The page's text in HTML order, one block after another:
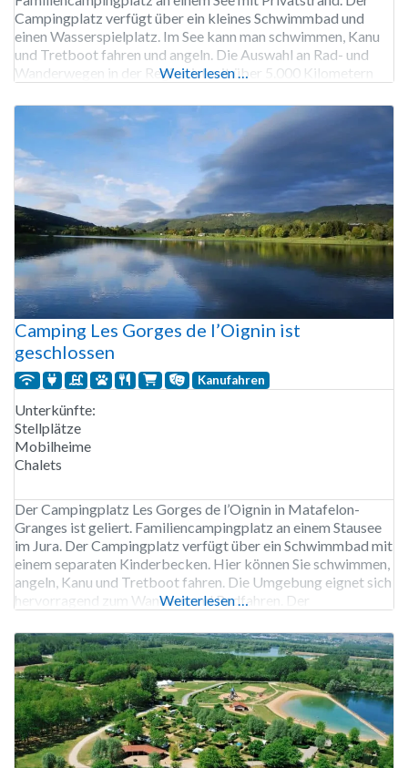
Campingplatz verfügt über ein kleines Schwimmbad und
einen Wasserspielplatz. Im See kann man schwimmen, Kanu
und Tretboot fahren und angeln. Die Auswahl an Rad- und
Wanderwegen in der Region ist mit über 5.000 Kilometern
Campingplatz Fahrräder
Weiterlesen …
Camping Les Gorges de l’Oignin ist
geschlossen
Kanufahren
Unterkünfte:
Stellplätze
Mobilheime
Chalets
Der Campingplatz Les Gorges de l’Oignin in Matafelon-
Granges ist geliert. Familiencampingplatz an einem Stausee
im Jura. Der Campingplatz verfügt über ein Schwimmbad mit
einem separaten Kinderbecken. Hier können Sie schwimmen,
angeln, Kanu und Tretboot fahren. Die Umgebung eignet sich
hervorragend zum Wandern und Radfahren. Der
Stellplätze. Vermietung von Stellplätzen, Chalets und
Weiterlesen …